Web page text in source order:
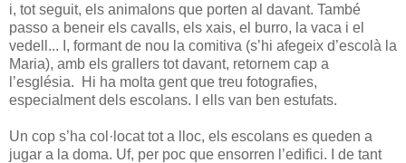
i, tot seguit, els animalons que porten al davant. També
passo a beneir els cavalls, els xais, el burro, la vaca i el
vedell... I, formant de nou la comitiva (s’hi afegeix d’escolà la
Maria), amb els grallers tot davant, retornem cap a
l’església. Hi ha molta gent que treu fotografies,
especialment dels escolans. I ells van ben estufats.
Un cop s’ha col·locat tot a lloc, els escolans es queden a
jugar a la doma. Uf, per poc que ensorren l’edifici. I de tant